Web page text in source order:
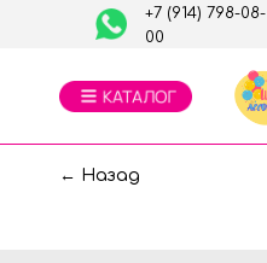
+7 (914) 798-08-
00
← Назад